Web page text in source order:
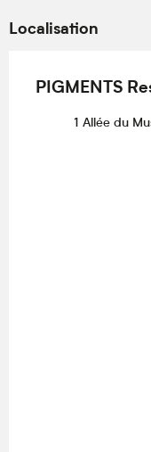
Localisation
PIGMENTS
1 Allée du